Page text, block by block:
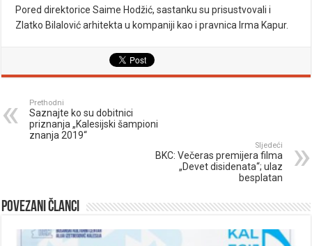
Pored direktorice Saime Hodžić, sastanku su prisustvovali i
Zlatko Bilalović arhitekta u kompaniji kao i pravnica Irma Kapur.
Prethodni
Saznajte ko su dobitnici
priznanja „Kalesijski šampioni
znanja 2019“
Sljedeći
BKC: Večeras premijera filma
„Devet disidenata“; ulaz
besplatan
Povezani članci